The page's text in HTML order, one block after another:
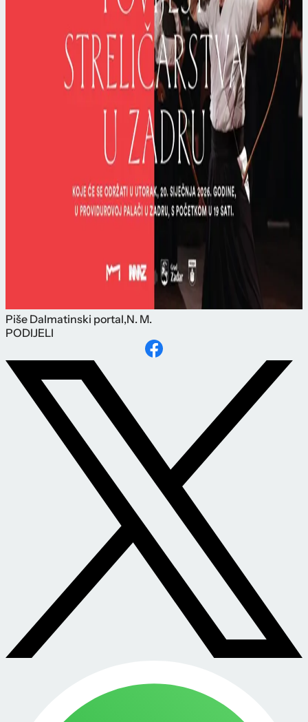
Piše Dalmatinski portal,N. M.
PODIJELI